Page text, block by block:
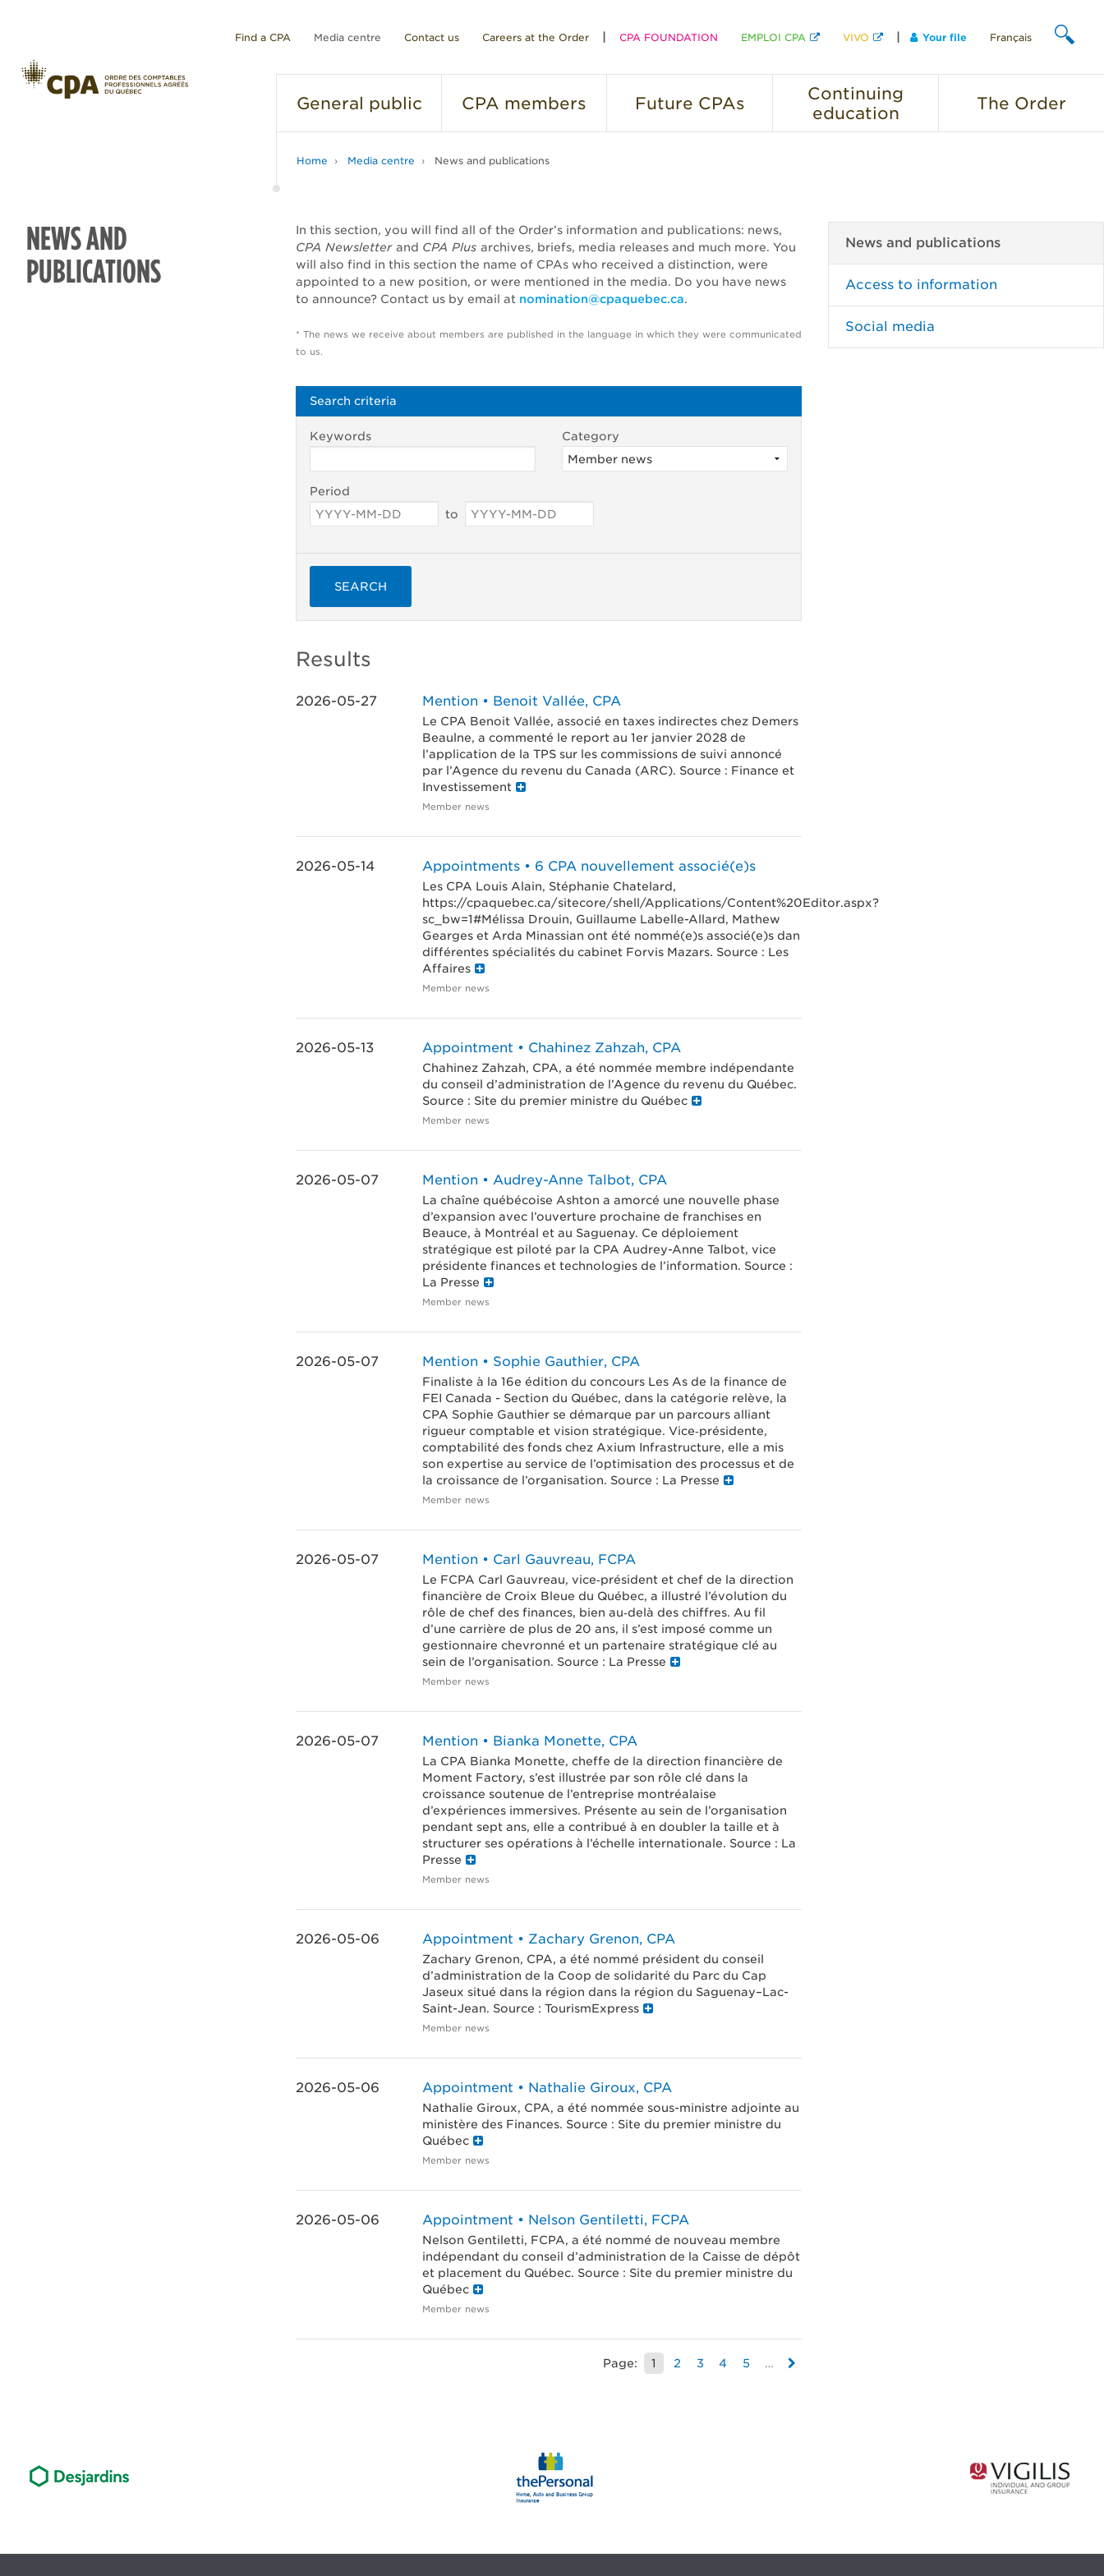
Find a CPA Media centre Contact us Careers at the Order CPA FOUNDATION EMPLOI CPA VIVO Your file Français
General public CPA members Future CPAs
Continuing
education
The Order
Home Media centre News and publications
NEWS AND
PUBLICATIONS
In this section, you will find all of the Order’s information and publications: news,
CPA Newsletter and CPA Plus archives, briefs, media releases and much more. You
will also find in this section the name of CPAs who received a distinction, were
appointed to a new position, or were mentioned in the media. Do you have news
to announce? Contact us by email at nomination@cpaquebec.ca.
* The news we receive about members are published in the language in which they were communicated
to us.
Search criteria
Keywords Category
Period
to
SEARCH
Results
2026-05-27 Mention • Benoit Vallée, CPA
Le CPA Benoit Vallée, associé en taxes indirectes chez Demers
Beaulne, a commenté le report au 1er janvier 2028 de
l’application de la TPS sur les commissions de suivi annoncé
par l’Agence du revenu du Canada (ARC). Source : Finance et
Investissement
Member news
2026-05-14 Appointments • 6 CPA nouvellement associé(e)s
Les CPA Louis Alain, Stéphanie Chatelard,
https://cpaquebec.ca/sitecore/shell/Applications/Content%20Editor.aspx?
sc_bw=1#Mélissa Drouin, Guillaume Labelle-Allard, Mathew
Gearges et Arda Minassian ont été nommé(e)s associé(e)s dan
différentes spécialités du cabinet Forvis Mazars. Source : Les
Affaires
Member news
2026-05-13 Appointment • Chahinez Zahzah, CPA
Chahinez Zahzah, CPA, a été nommée membre indépendante
du conseil d’administration de l’Agence du revenu du Québec.
Source : Site du premier ministre du Québec
Member news
2026-05-07 Mention • Audrey-Anne Talbot, CPA
La chaîne québécoise Ashton a amorcé une nouvelle phase
d’expansion avec l’ouverture prochaine de franchises en
Beauce, à Montréal et au Saguenay. Ce déploiement
stratégique est piloté par la CPA Audrey-Anne Talbot, vice
présidente finances et technologies de l’information. Source :
La Presse
Member news
2026-05-07 Mention • Sophie Gauthier, CPA
Finaliste à la 16e édition du concours Les As de la finance de
FEI Canada - Section du Québec, dans la catégorie relève, la
CPA Sophie Gauthier se démarque par un parcours alliant
rigueur comptable et vision stratégique. Vice‑présidente,
comptabilité des fonds chez Axium Infrastructure, elle a mis
son expertise au service de l’optimisation des processus et de
la croissance de l’organisation. Source : La Presse
Member news
2026-05-07 Mention • Carl Gauvreau, FCPA
Le FCPA Carl Gauvreau, vice‑président et chef de la direction
financière de Croix Bleue du Québec, a illustré l’évolution du
rôle de chef des finances, bien au‑delà des chiffres. Au fil
d’une carrière de plus de 20 ans, il s’est imposé comme un
gestionnaire chevronné et un partenaire stratégique clé au
sein de l’organisation. Source : La Presse
Member news
2026-05-07 Mention • Bianka Monette, CPA
La CPA Bianka Monette, cheffe de la direction financière de
Moment Factory, s’est illustrée par son rôle clé dans la
croissance soutenue de l’entreprise montréalaise
d’expériences immersives. Présente au sein de l’organisation
pendant sept ans, elle a contribué à en doubler la taille et à
structurer ses opérations à l’échelle internationale. Source : La
Presse
Member news
2026-05-06 Appointment • Zachary Grenon, CPA
Zachary Grenon, CPA, a été nommé président du conseil
d’administration de la Coop de solidarité du Parc du Cap
Jaseux situé dans la région dans la région du Saguenay–Lac-
Saint-Jean. Source : TourismExpress
Member news
2026-05-06 Appointment • Nathalie Giroux, CPA
Nathalie Giroux, CPA, a été nommée sous-ministre adjointe au
ministère des Finances. Source : Site du premier ministre du
Québec
Member news
2026-05-06 Appointment • Nelson Gentiletti, FCPA
Nelson Gentiletti, FCPA, a été nommé de nouveau membre
indépendant du conseil d’administration de la Caisse de dépôt
et placement du Québec. Source : Site du premier ministre du
Québec
Member news
Page: 1 2 3 4 5 …
News and publications
Access to information
Social media